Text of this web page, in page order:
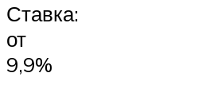
Ставка:
от
9,9%